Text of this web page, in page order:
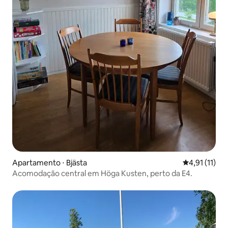
Apartamento ⋅ Bjästa 4,91 de uma
4,91 (11)
Acomodação central em Höga Kusten, perto da E4.